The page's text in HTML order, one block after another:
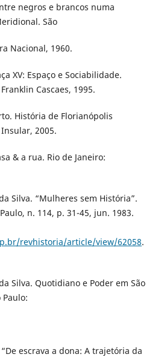
negros e brancos numa
São
Nacional, 1960.
XV: Espaço e Sociabilidade.
Cascaes, 1995.
História de Florianópolis
2005.
& a rua. Rio de Janeiro:
Silva. “Mulheres sem História”.
n. 114, p. 31-45, jun. 1983.
revhistoria/article/view/62058.
Silva. Quotidiano e Poder em São
Paulo:
escrava a dona: A trajetória da